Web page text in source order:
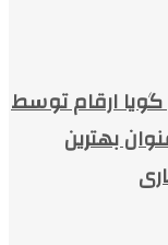
ارقام توسط
بهترین